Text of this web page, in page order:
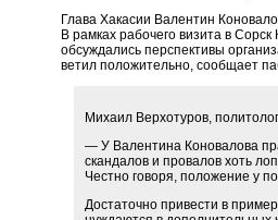
Гла­ва Ха­ка­сии Ва­лен­тин
В рам­ках ра­бо­че­го ви­зи­та в
об­суж­да­лись пер­спек­ти­вы
ве­тил по­ло­жи­тель­но, со­об­ща­ет
Ми­ха­ил Вер­хо­ту­ров,
— У Ва­лен­ти­на Ко­но­ва­ло­ва
скан­да­лов и про­ва­лов хоть
Чест­но го­во­ря, по­ло­же­ние у
До­ста­точ­но при­ве­сти в